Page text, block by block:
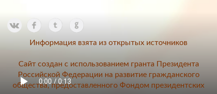
Информация взята из открытых источников
Сайт создан с использованием гранта Президента
Российской Федерации на развитие гражданского
общества, предоставленного Фондом президентских